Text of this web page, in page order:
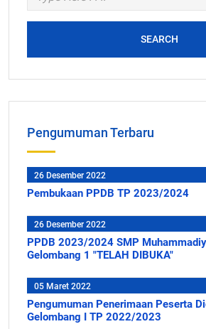
SEARCH
Pengumuman Terbaru
26 Desember 2022
Pembukaan PPDB TP 2023/2024
26 Desember 2022
PPDB 2023/2024 SMP
Gelombang 1 "TELAH DIBUKA"
05 Maret 2022
Pengumuman Penerimaan Peserta
Gelombang I TP 2022/2023